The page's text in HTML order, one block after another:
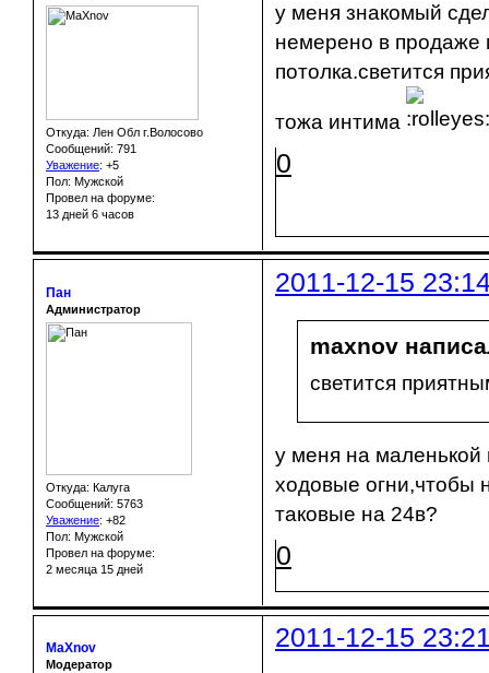
Откуда: Лен Обл г.Волосово
Сообщений: 791
Уважение: +5
Пол: Мужской
Провел на форуме:
13 дней 6 часов
у меня знакомый
немерено в продаже
потолка.светится
тожа интима
0
2011-12-15
Пан
Администратор
Откуда: Калуга
Сообщений: 5763
Уважение: +82
Пол: Мужской
Провел на форуме:
2 месяца 15 дней
maxnov
светится
у меня на маленькой
ходовые огни,чтобы
таковые на 24в?
0
2011-12-15
MaXnov
Модератор